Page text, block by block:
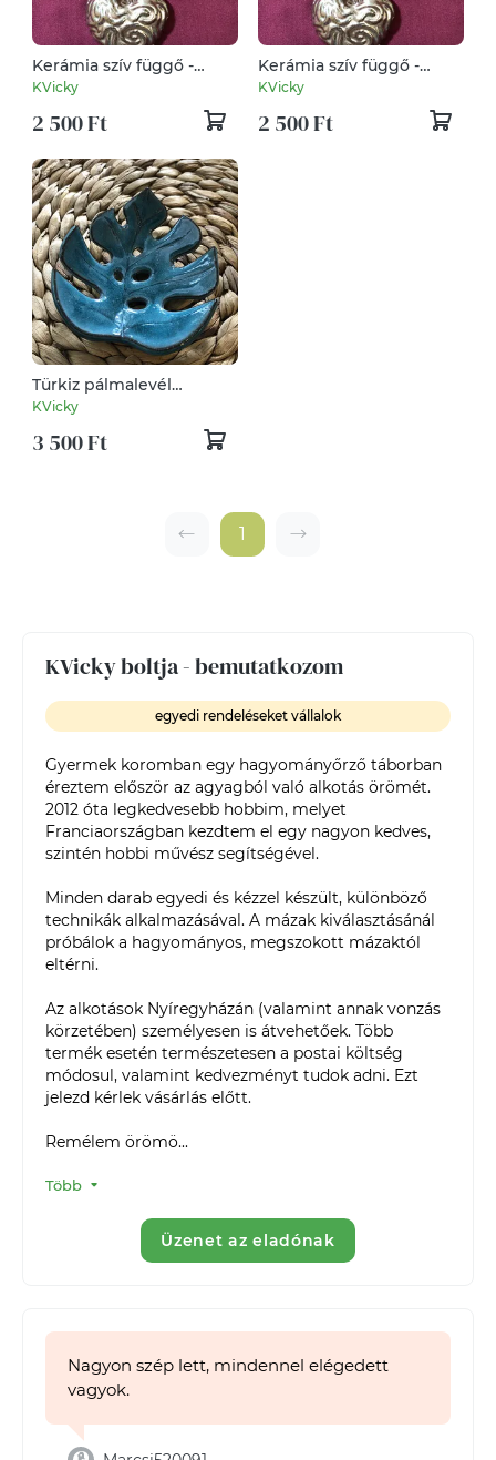
KVicky boltja - bemutatkozom
egyedi rendeléseket vállalok
Gyermek koromban egy hagyományőrző táborban
éreztem először az agyagból való alkotás örömét.
2012 óta legkedvesebb hobbim, melyet
Franciaországban kezdtem el egy nagyon kedves,
szintén hobbi művész segítségével.
Minden darab egyedi és kézzel készült, különböző
technikák alkalmazásával. A mázak kiválasztásánál
próbálok a hagyományos, megszokott mázaktól
eltérni.
Az alkotások Nyíregyházán (valamint annak vonzás
körzetében) személyesen is átvehetőek. Több
termék esetén természetesen a postai költség
módosul, valamint kedvezményt tudok adni. Ezt
jelezd kérlek vásárlás előtt.
Remélem örömö...
Több
Üzenet az eladónak
Nagyon szép lett, mindennel elégedett
vagyok.
Kerámia szív függő -
ezüst
KVicky
2 500 Ft
Kerámia szív függő -
szürke
KVicky
2 500 Ft
Türkiz pálmalevél
szappantartó
KVicky
3 500 Ft
1